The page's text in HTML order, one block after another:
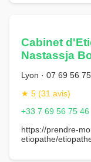
Cabinet
Nastassja
Lyon · 07 69 56
★ 5 (31 avis)
+33 7 69 56 75 46
https://prendre-
etiopathe/